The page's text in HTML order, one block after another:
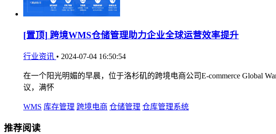
[置顶] 跨境WMS仓储管理助力企业全球运营效率提升
行业资讯 • 2024-07-04 16:50:54
在一个阳光明媚的早晨，位于洛杉矶的跨境电商公司E-commerce Global
议，满怀
WMS 库存管理 跨境电商 仓储管理 仓库管理系统
推荐阅读